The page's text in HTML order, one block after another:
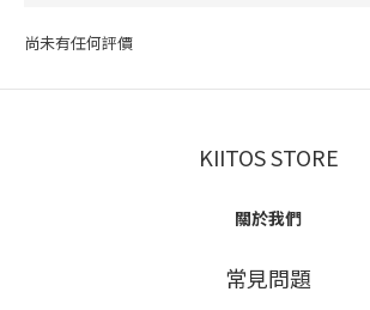
尚未有任何評價
KIITOS STORE
關於我們
常見問題